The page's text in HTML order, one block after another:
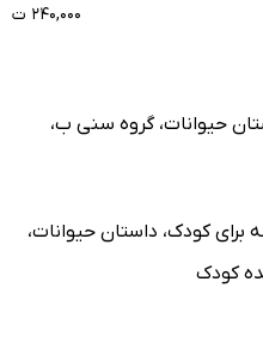
۲۴۰,۰۰۰ ت
حیوانات،گروه سنی ب،
برای کودک، داستان حیوانات،
کودک